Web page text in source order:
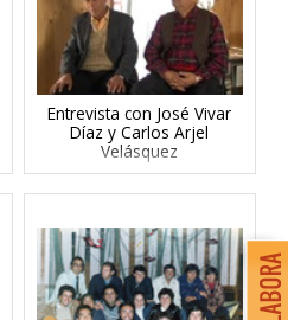
Entrevista con José Vivar
Díaz y Carlos Arjel
Velásquez